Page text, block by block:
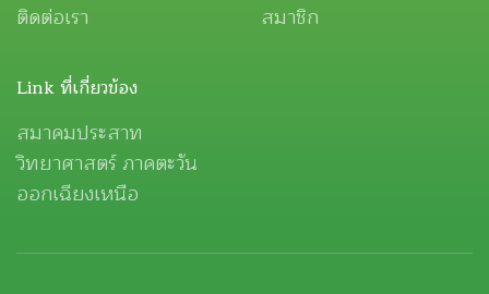
ติดต่อเรา
สมาชิก
Link ที่เกี่ยวข้อง
สมาคมประสาท
วิทยาศาสตร์ ภาคตะวัน
ออกเฉียงเหนือ